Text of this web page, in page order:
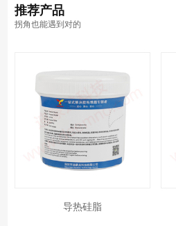
推荐产品
拐角也能遇到对的
导热硅脂